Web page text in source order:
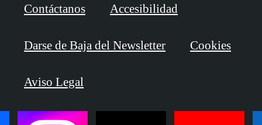
Contáctanos Accesibilidad
Darse de Baja del Newsletter Cookies
Aviso Legal